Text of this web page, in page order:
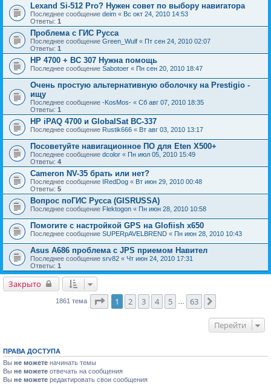
Lexand Si-512 Pro? Нужен совет по выбору навигатора
Последнее сообщение deim « Вс окт 24, 2010 14:53
Ответы: 1
Проблема с ГИС Русса
Последнее сообщение Green_Wulf « Пт сен 24, 2010 02:07
Ответы: 1
HP 4700 + BC 307 Нужна помощь
Последнее сообщение Sabotoer « Пн сен 20, 2010 18:47
Очень простую альтернативную оболочку на Prestigio -
ищу
Последнее сообщение -KosMos- « Сб авг 07, 2010 18:35
Ответы: 1
HP iPAQ 4700 и GlobalSat BC-337
Последнее сообщение Rustik666 « Вт авг 03, 2010 13:17
Посоветуйте навигационное ПО для Eten X500+
Последнее сообщение dcolor « Пн июл 05, 2010 15:49
Ответы: 4
Cameron NV-35 брать или нет?
Последнее сообщение IRedDog « Вт июн 29, 2010 00:48
Ответы: 5
Вопрос поГИС Русса (GISRUSSA)
Последнее сообщение Flektogon « Пн июн 28, 2010 10:58
Помогите с настройкой GPS на Glofiish x650
Последнее сообщение SUPERpAVELBREND « Пн июн 28, 2010 10:43
Asus A686 проблема с JPS приемом Навител
Последнее сообщение srv82 « Чт июн 24, 2010 17:31
Ответы: 1
Закрыто
1861 тема Страница1 из
1 2 3 4 5 63
Перейти
ПРАВА ДОСТУПА
Вы не можете начинать темы
Вы не можете отвечать на сообщения
Вы не можете редактировать свои сообщения